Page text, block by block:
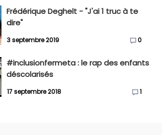
Frédérique Deghelt - "J'ai 1 truc à te
dire"
3 septembre 2019 0
#inclusionfermeta : le rap des enfants
déscolarisés
17 septembre 2018 1